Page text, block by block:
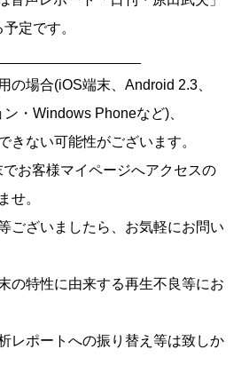
定です。
の場合(iOS端末、Android 2.3、
・Windows Phoneなど)、
きない可能性がございます。
お客様マイページへアクセスの
せ。
ございましたら、お気軽にお問い
の特性に由来する再生不良等にお
レポートへの振り替え等は致しか